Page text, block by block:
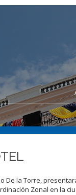
De la Torre,
Zonal en la